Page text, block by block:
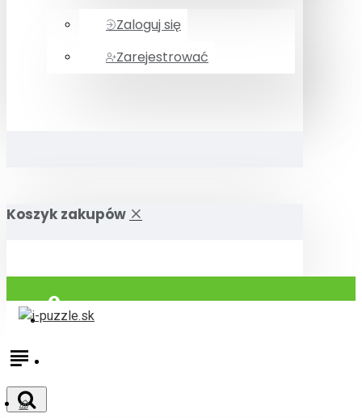
Zaloguj się
Zarejestrować
Koszyk zakupów
Zaloguj się